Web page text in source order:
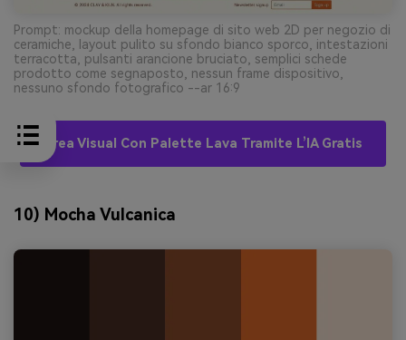
Prompt: mockup della homepage di sito web 2D per negozio di
ceramiche, layout pulito su sfondo bianco sporco, intestazioni
terracotta, pulsanti arancione bruciato, semplici schede
prodotto come segnaposto, nessun frame dispositivo,
nessuno sfondo fotografico --ar 16:9
Crea Visual Con Palette Lava Tramite L’IA Gratis
10) Mocha Vulcanica